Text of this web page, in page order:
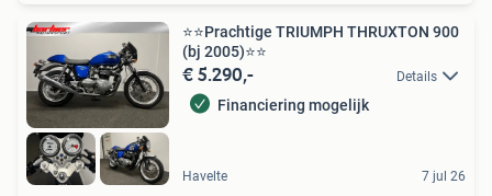
⭐️⭐Prachtige TRIUMPH THRUXTON 900
(bj 2005)⭐️⭐
€ 5.290,- Details
Financiering mogelijk
Havelte 7 jul 26